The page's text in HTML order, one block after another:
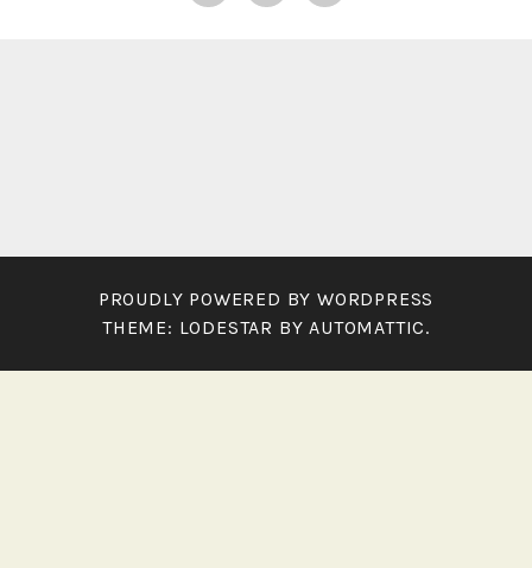
PROUDLY POWERED BY WORDPRESS
THEME: LODESTAR BY AUTOMATTIC.